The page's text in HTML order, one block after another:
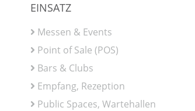
EINSATZ
Messen & Events
Point of Sale (POS)
Bars & Clubs
Empfang, Rezeption
Public Spaces, Wartehallen